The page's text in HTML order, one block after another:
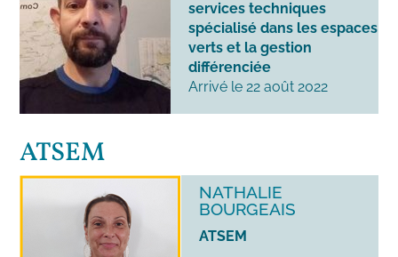
services techniques
spécialisé dans les espaces
verts et la gestion
différenciée
Arrivé le 22 août 2022
ATSEM
NATHALIE
BOURGEAIS
ATSEM